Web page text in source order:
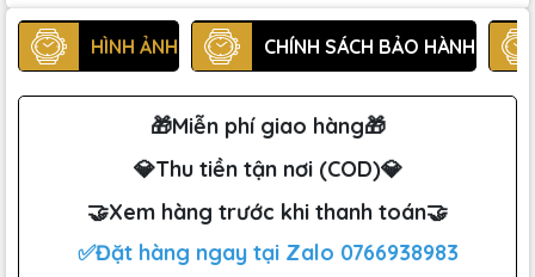
HÌNH ẢNH CHÍNH SÁCH BẢO HÀNH
🎁Miễn phí giao hàng🎁
💎Thu tiền tận nơi (COD)💎
🤝Xem hàng trước khi thanh toán🤝
✅Đặt hàng ngay tại Zalo 0766938983